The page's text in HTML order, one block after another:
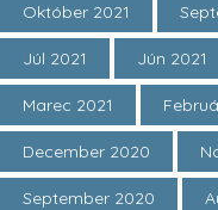
Október 2021
Júl 2021 Jún 2021
Marec 2021
December 2020
September 2020